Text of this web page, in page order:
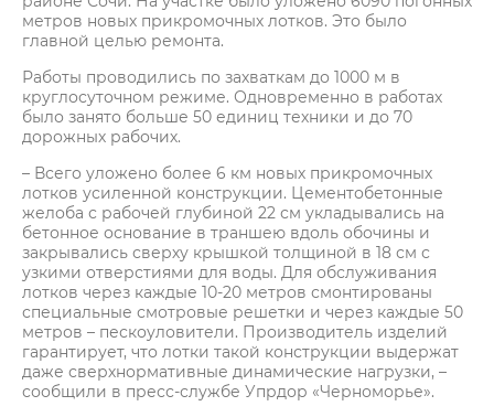
метров новых прикромочных лотков. Это было
главной целью ремонта.
Работы проводились по захваткам до 1000 м в
круглосуточном режиме. Одновременно в работах
было занято больше 50 единиц техники и до 70
дорожных рабочих.
– Всего уложено более 6 км новых прикромочных
лотков усиленной конструкции. Цементобетонные
желоба с рабочей глубиной 22 см укладывались на
бетонное основание в траншею вдоль обочины и
закрывались сверху крышкой толщиной в 18 см с
узкими отверстиями для воды. Для обслуживания
лотков через каждые 10-20 метров смонтированы
специальные смотровые решетки и через каждые 50
метров – пескоуловители. Производитель изделий
гарантирует, что лотки такой конструкции выдержат
даже сверхнормативные динамические нагрузки, –
сообщили в пресс-службе Упрдор «Черноморье».